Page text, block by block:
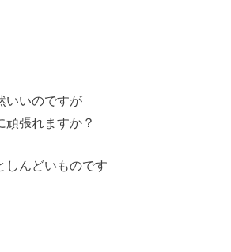
いいのですが
頑張れますか？
しんどいものです